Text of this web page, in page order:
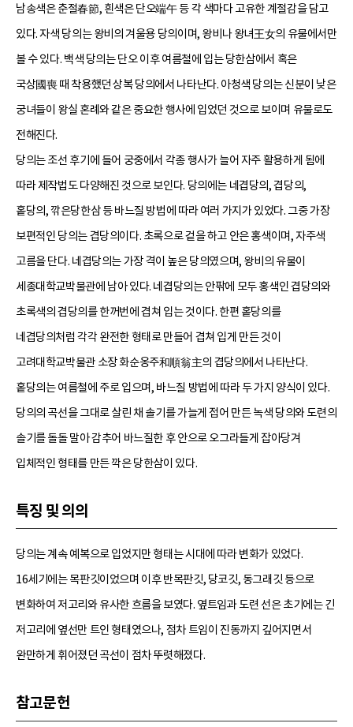
남송색은 춘절春節, 흰색은 단오端午 등 각 색마다 고유한 계절감을 담고
있다. 자색 당의는 왕비의 겨울용 당의이며, 왕비나 왕녀王女의 유물에서만
볼 수 있다. 백색 당의는 단오 이후 여름철에 입는 당한삼에서 혹은
국상國喪 때 착용했던 상복 당의에서 나타난다. 아청색 당의는 신분이 낮은
궁녀들이 왕실 혼례와 같은 중요한 행사에 입었던 것으로 보이며 유물로도
전해진다.
당의는 조선 후기에 들어 궁중에서 각종 행사가 늘어 자주 활용하게 됨에
따라 제작법도 다양해진 것으로 보인다. 당의에는 네겹당의, 겹당의,
홑당의, 깎은당한삼 등 바느질 방법에 따라 여러 가지가 있었다. 그중 가장
보편적인 당의는 겹당의이다. 초록으로 겉을 하고 안은 홍색이며, 자주색
고름을 단다. 네겹당의는 가장 격이 높은 당의였으며, 왕비의 유물이
세종대학교박물관에 남아 있다. 네겹당의는 안팎에 모두 홍색인 겹당의와
초록색의 겹당의를 한꺼번에 겹쳐 입는 것이다. 한편 홑당의를
네겹당의처럼 각각 완전한 형태로 만들어 겹쳐 입게 만든 것이
고려대학교박물관 소장 화순옹주和順翁主의 겹당의에서 나타난다.
홑당의는 여름철에 주로 입으며, 바느질 방법에 따라 두 가지 양식이 있다.
당의의 곡선을 그대로 살린 채 솔기를 가늘게 접어 만든 녹색 당의와 도련의
솔기를 돌돌 말아 감추어 바느질한 후 안으로 오그라들게 잡아당겨
입체적인 형태를 만든 깍은 당한삼이 있다.
특징 및 의의
당의는 계속 예복으로 입었지만 형태는 시대에 따라 변화가 있었다.
16세기에는 목판깃이었으며 이후 반목판깃, 당코깃, 동그래깃 등으로
변화하여 저고리와 유사한 흐름을 보였다. 옆트임과 도련 선은 초기에는 긴
저고리에 옆선만 트인 형태였으나, 점차 트임이 진동까지 깊어지면서
완만하게 휘어졌던 곡선이 점차 뚜렷해졌다.
참고문헌